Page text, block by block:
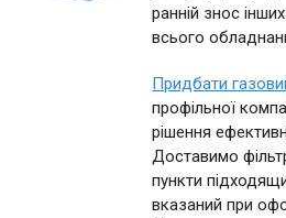
ранній знос
всього
Придбати
профільної
рішення
Доставимо
пункти
вказаний при